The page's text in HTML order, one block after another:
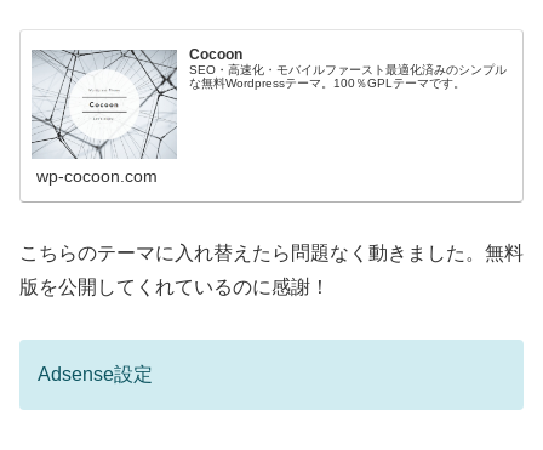
Cocoon
SEO・高速化・モバイルファースト最適化済みのシンプル
な無料Wordpressテーマ。100％GPLテーマです。
wp-cocoon.com
こちらのテーマに入れ替えたら問題なく動きました。無料
版を公開してくれているのに感謝！
Adsense設定